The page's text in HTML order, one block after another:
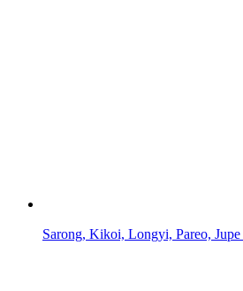
Sarong, Kikoi, Longyi, Pareo,